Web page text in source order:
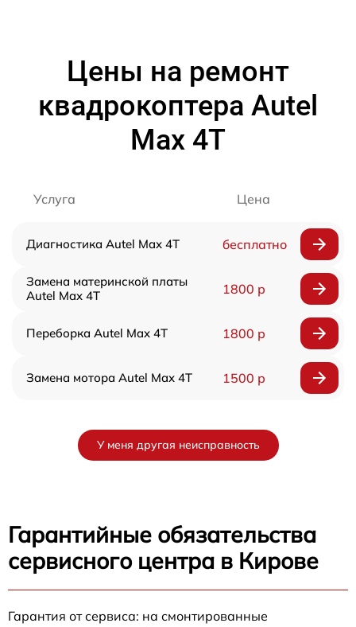
Цены на ремонт
квадрокоптера Autel
Max 4T
Услуга Цена
Диагностика Autel Max 4T бесплатно
Замена материнской платы
Autel Max 4T
1800 р
Переборка Autel Max 4T 1800 р
Замена мотора Autel Max 4T 1500 р
У меня другая неисправность
Гарантийные обязательства
сервисного центра в Кирове
Гарантия от сервиса: на смонтированные